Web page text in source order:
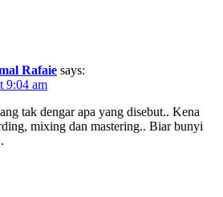
Rafaie says:
9:04 am
tak dengar apa yang disebut.. Kena
mixing dan mastering.. Biar bunyi